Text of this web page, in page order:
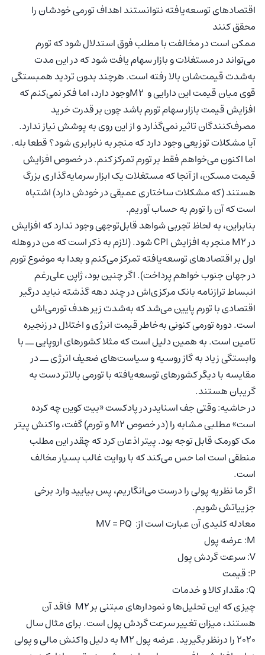
اقتصادهای توسعه‌یافته نتوانستند اهداف تورمی خودشان را
محقق کنند
ممکن است در مخالفت با مطلب فوق استدلال شود که تورم
می‌تواند در مستغلات و بازار سهام یافت شود که در این مدت
به‌شدت قیمت‌شان بالا رفته است. هرچند بدون تردید همبستگی
قوی میان قیمت این دارایی و M2وجود دارد، اما فکر نمی‌کنم که
افزایش قیمت بازار سهام تورم باشد چون بر قدرت خرید
مصرف‌کنندگان تاثیر نمی‌گذارد و از این روی به پوشش نیاز ندارد.
آیا مشکلات توزیعی وجود دارد که منجر به نابرابری شود؟ قطعا بله.
اما اکنون می‌خواهم فقط بر تورم تمرکز کنم. در خصوص افزایش
قیمت مسکن، از آنجا که مستغلات یک ابزار سرمایه‌گذاری بزرگ
هستند (که مشکلات ساختاری عمیقی در خودش دارد) اشتباه
است که آن را تورم به حساب آوریم.
بنابراین، به لحاظ تجربی شواهد قابل‌توجهی وجود ندارد که افزایش
در M2 منجر به افزایش CPI شود. (لازم به ذکر است که من در وهله
اول بر اقتصادهای توسعه‌یافته تمرکز می‌کنم و بعدا به موضوع تورم
در جهان جنوب خواهم پرداخت). اگر چنین بود، ژاپن علی‌رغم
انبساط ترازنامه بانک مرکزی‌اش در چند دهه گذشته نباید درگیر
اقتصادی با تورم پایین می‌شد که به‌شدت زیر هدف تورمی‌اش
است. دوره تورمی کنونی به‌خاطر قیمت انرژی و اختلال در زنجیره
تامین است. به همین دلیل است که مثلا کشورهای اروپایی ــ با
وابستگی زیاد به گاز روسیه و سیاست‌های ضعیف انرژی ــ در
مقایسه با دیگر کشورهای توسعه‌یافته با تورمی بالاتر دست به
گریبان هستند.
در حاشیه: وقتی جف اسنایدر در پادکست «بیت کوین چه کرده
است» مطلبی مشابه را (در خصوص M2 و تورم) گفت، واکنش پیتر
مک کورمک قابل توجه بود. پیتر اذعان کرد که چقدر این مطلب
منطقی است اما حس می‌کند که با روایت غالب بسیار مخالف
است.
اگر ما نظریه پولی را درست می‌انگاریم، پس بیایید وارد برخی
جزییاتش شویم.
معادله کلیدی آن عبارت است از: MV = PQ
M: عرضه پول
V: سرعت گردش پول
P: قیمت
Q: مقدار کالا و خدمات
چیزی که این تحلیل‌ها و نمودارهای مبتنی بر M2 فاقد آن
هستند، میزان تغییر سرعت گردش پول است. برای مثال سال
2020 را درنظر بگیرید. عرضه پول M2 به دلیل واکنش مالی و پولی